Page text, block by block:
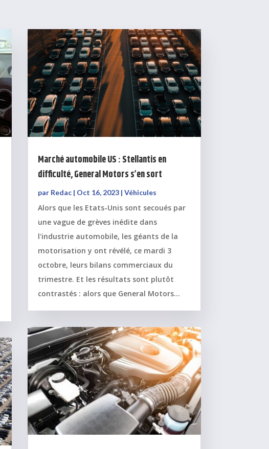
Marché automobile US : Stellantis en
difficulté, General Motors s’en sort
par Redac| Oct 16, 2023| Véhicules
Alors que les Etats-Unis sont secoués par
une vague de grèves inédite dans
l'industrie automobile, les géants de la
motorisation y ont révélé, ce mardi 3
octobre, leurs bilans commerciaux du
trimestre. Et les résultats sont plutôt
contrastés : alors que General Motors...